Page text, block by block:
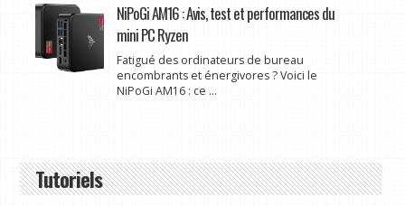
NiPoGi AM16 : Avis, test et performances du
mini PC Ryzen
Fatigué des ordinateurs de bureau
encombrants et énergivores ? Voici le
NiPoGi AM16 : ce ...
Tutoriels